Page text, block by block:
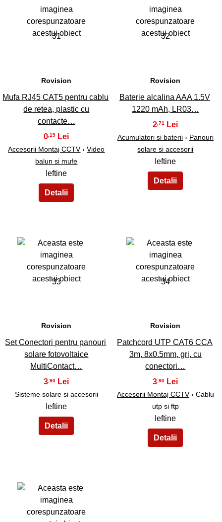
31
Rovision
Mufa RJ45 CAT5 pentru cablu
de retea, plastic cu
contacte…
0,19
Accesorii Montaj CCTV›Video
balun si mufe
Ieftine
32
Rovision
Baterie alcalina AAA 1.5V
1220 mAh, LR03…
2,71
Acumulatori si baterii› Panouri
solare si accesorii
Ieftine
33
Rovision
Set Conectori pentru panouri
solare fotovoltaice
MultiContact…
3 ,90
Sisteme solare si accesorii
Ieftine
34
Rovision
Patchcord UTP CAT6 CCA
3m, 8x0.5mm, gri, cu
conectori…
3 ,90
Accesorii Montaj CCTV› Cablu
utp si ftp
Ieftine